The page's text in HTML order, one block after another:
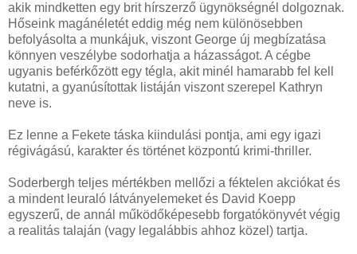
akik mindketten egy brit hírszerző ügynökségnél dolgoznak.
Hőseink magánéletét eddig még nem különösebben
befolyásolta a munkájuk, viszont George új megbízatása
könnyen veszélybe sodorhatja a házasságot. A cégbe
ugyanis beférkőzött egy tégla, akit minél hamarabb fel kell
kutatni, a gyanúsítottak listáján viszont szerepel Kathryn
neve is.
Ez lenne a Fekete táska kiindulási pontja, ami egy igazi
régivágású, karakter és történet központú krimi-thriller.
Soderbergh teljes mértékben mellőzi a féktelen akciókat és
a mindent leuraló látványelemeket és David Koepp
egyszerű, de annál működőképesebb forgatókönyvét végig
a realitás talaján (vagy legalábbis ahhoz közel) tartja.